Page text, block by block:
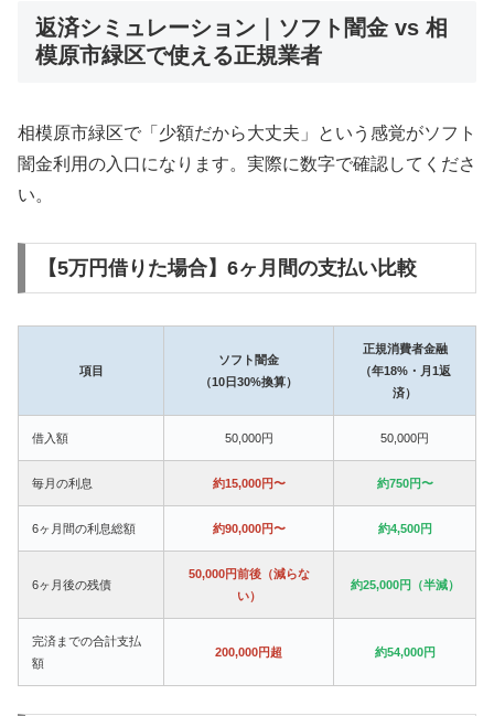
返済シミュレーション｜ソフト闇金 vs 相
模原市緑区で使える正規業者
相模原市緑区で「少額だから大丈夫」という感覚がソフト
闇金利用の入口になります。実際に数字で確認してくださ
い。
【5万円借りた場合】6ヶ月間の支払い比較
項目
ソフト闇金
（10日30%換算）
正規消費者金融
（年18%・月1返
済）
借入額 50,000円 50,000円
毎月の利息 約15,000円〜 約750円〜
6ヶ月間の利息総額 約90,000円〜 約4,500円
6ヶ月後の残債
50,000円前後（減らな
い）
約25,000円（半減）
完済までの合計支払
額
200,000円超 約54,000円